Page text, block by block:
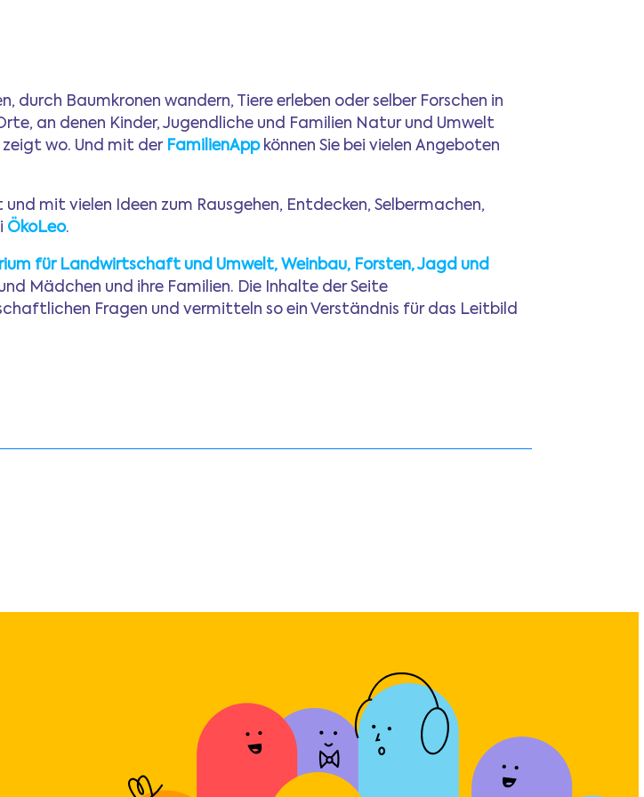
Anmeldung
FAQ
Baumkronen wandern, Tiere erleben oder selber Forschen in
an denen Kinder, Jugendliche und Familien Natur und Umwelt
zeigt wo. Und mit der FamilienAppkönnen Sie bei vielen Angeboten
mit vielen Ideen zum Rausgehen, Entdecken, Selbermachen,
ÖkoLeo.
für Landwirtschaft und Umwelt, Weinbau, Forsten, Jagd und
Mädchen und ihre Familien. Die Inhalte der Seite
Fragen und vermitteln so ein Verständnis für das Leitbild